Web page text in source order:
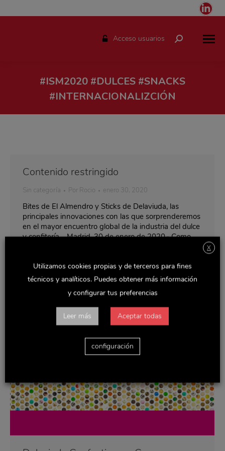
Acceso usuarios Buscar:
#ISM2020 #DULCES #SNACKS
#INTERNACIONALIZCIÓN
Contenido restringido
Sin categoría Por Rocio enero 30, 2020
Bites de El Almendro y Sticks de Delaviuda, las
principales innovaciones con las que sorprenderemos
en el mayor encuentro global de la industria del dulce
y confitería. Madrid, 30 de enero de 2020.- Como
sector de dulces, pastelería y snacks, ISM 2020,…
X
Utilizamos cookies propias y de terceros para fines
técnicos y analíticos. Puedes obtener más información
y configurar tus preferencias
Leer más Aceptar todas
configuración